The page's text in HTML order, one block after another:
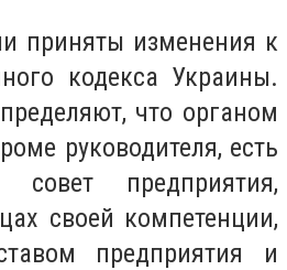
приняты изменения к
кодекса Украины.
что органом
руководителя, есть
совет предприятия,
своей компетенции,
предприятия и